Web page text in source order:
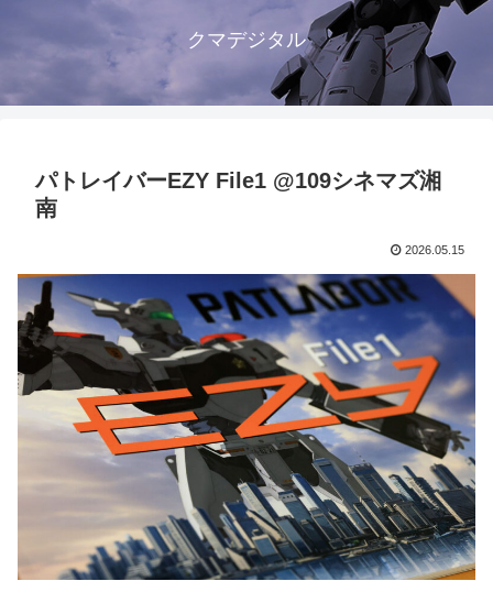
クマデジタル
パトレイバーEZY File1 @109シネマズ湘
南
2026.05.15